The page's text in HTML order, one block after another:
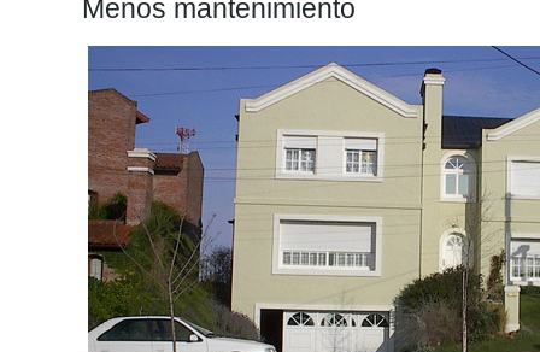
Menos mantenimiento